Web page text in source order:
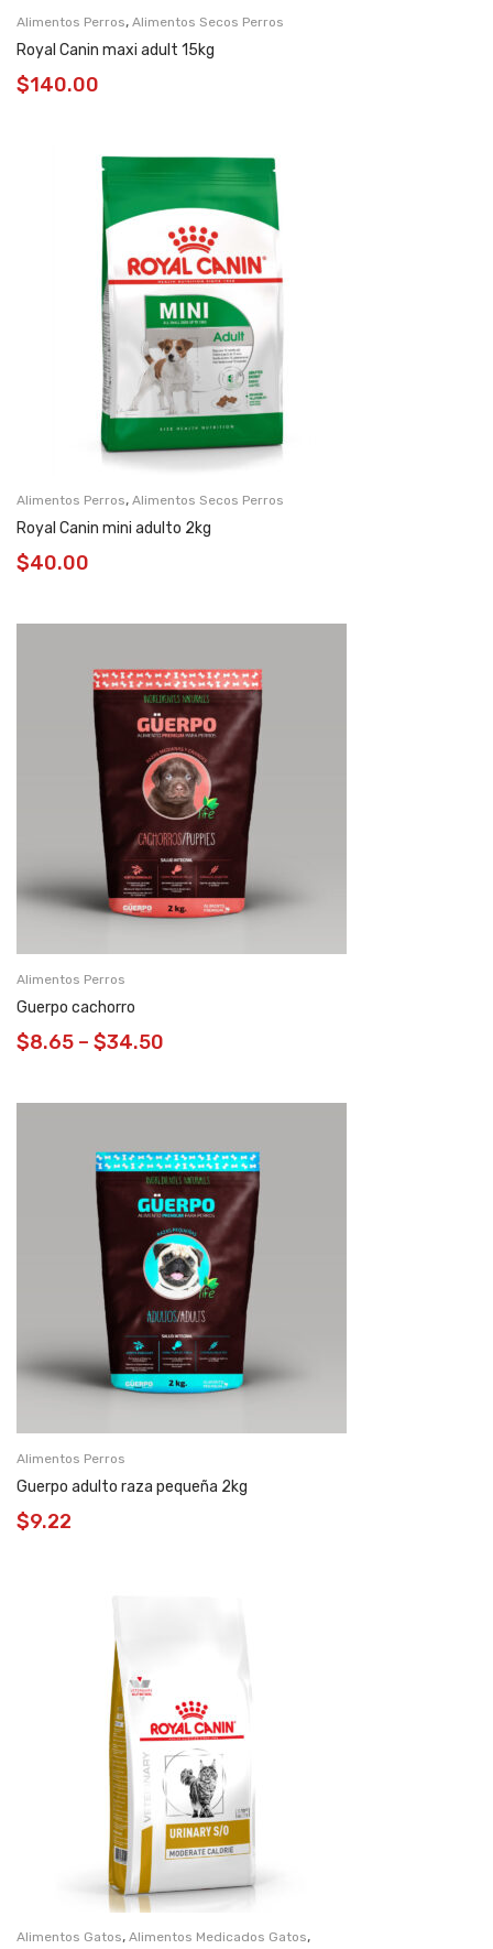
Alimentos Perros, Alimentos Secos Perros
Royal Canin maxi adult 15kg
$140.00
Alimentos Perros, Alimentos Secos Perros
Royal Canin mini adulto 2kg
$40.00
Alimentos Perros
Guerpo cachorro
$8.65 – $34.50
Alimentos Perros
Guerpo adulto raza pequeña 2kg
$9.22
Alimentos Gatos, Alimentos Medicados Gatos,